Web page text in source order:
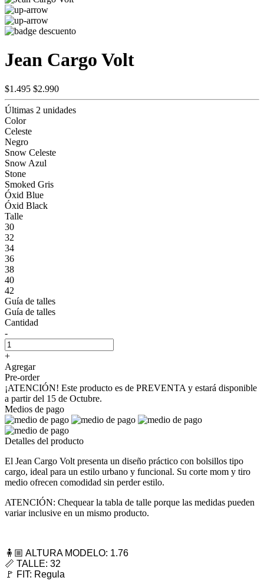
Jean Cargo Volt
$1.495 $2.990
Últimas 2 unidades
Color
Celeste
Negro
Snow Celeste
Snow Azul
Stone
Smoked Gris
Óxid Blue
Óxid Black
Talle
30
32
34
36
38
40
42
Guía de talles
Guía de talles
Cantidad
-
+
Agregar
Pre-order
¡ATENCIÓN! Este producto es de PREVENTA y estará disponible
a partir del 15 de Octubre.
Medios de pago
Detalles del producto
El Jean Cargo Volt presenta un diseño práctico con bolsillos tipo
cargo, ideal para un estilo urbano y funcional. Su corte mom y tiro
medio ofrecen comodidad sin perder estilo.
ATENCIÓN: Chequear la tabla de talle porque las medidas pueden
variar inclusive en un mismo producto.
🧍🏼 ALTURA MODELO: 1.76
📏 TALLE: 32
🚩 FIT: Regula